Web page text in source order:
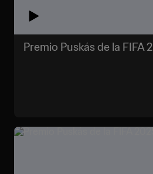
Premio Puskás de la FIFA